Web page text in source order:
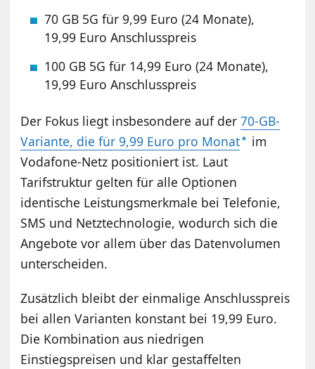
70 GB 5G für 9,99 Euro (24 Monate),
19,99 Euro Anschlusspreis
100 GB 5G für 14,99 Euro (24 Monate),
19,99 Euro Anschlusspreis
Der Fokus liegt insbesondere auf der70-GB-
Variante, die für 9,99 Euro pro Monat
im
Vodafone-Netz positioniert ist. Laut
Tarifstruktur gelten für alle Optionen
identische Leistungsmerkmale bei Telefonie,
SMS und Netztechnologie, wodurch sich die
Angebote vor allem über das Datenvolumen
unterscheiden.
Zusätzlich bleibt der einmalige Anschlusspreis
bei allen Varianten konstant bei 19,99 Euro.
Die Kombination aus niedrigen
Einstiegspreisen und klar gestaffelten